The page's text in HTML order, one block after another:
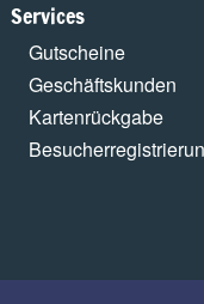
Services
Gutscheine
Geschäftskunden
Kartenrückgabe